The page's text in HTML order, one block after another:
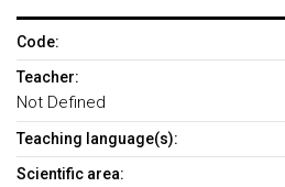
Code:
Teacher:
Not Defined
Teaching language(s):
Scientific area: